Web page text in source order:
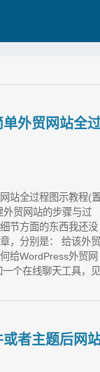
外贸网站全
站全过程图示教程(
外贸网站的步骤与过
节方面的东西我还没
，分别是： 给该外贸
给WordPress外贸网
个在线聊天工具，见
者主题后网